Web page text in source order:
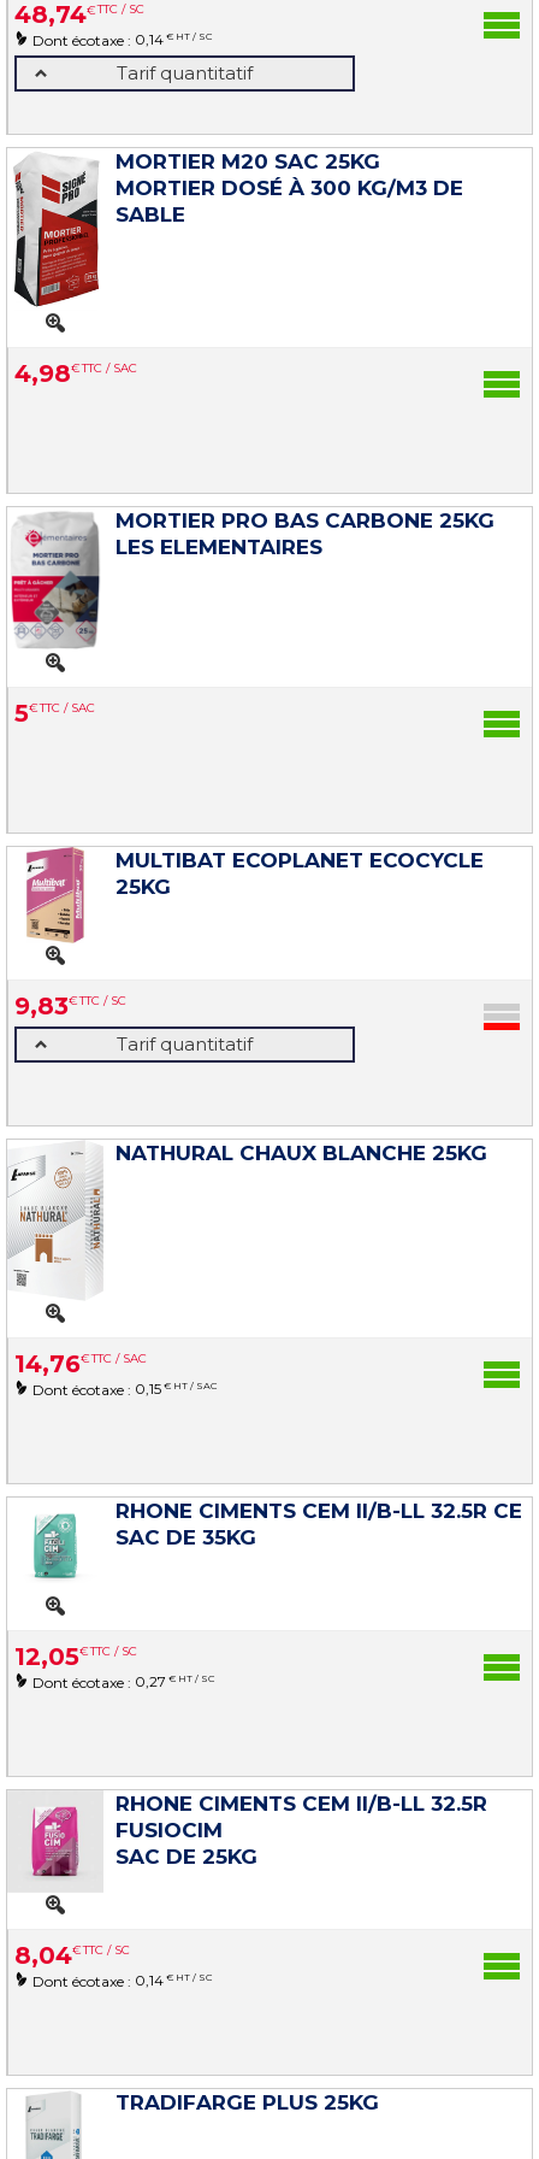
48,74€TTC / SC
Dont écotaxe : 0,14 € HT / SC
Tarif quantitatif
MORTIER M20 SAC 25KG
MORTIER DOSÉ À 300 KG/M3 DE
SABLE
4,98€TTC / SAC
MORTIER PRO BAS CARBONE 25KG
LES ELEMENTAIRES
5€TTC / SAC
MULTIBAT ECOPLANET ECOCYCLE
25KG
9,83€TTC / SC
Tarif quantitatif
NATHURAL CHAUX BLANCHE 25KG
14,76€TTC / SAC
Dont écotaxe : 0,15 € HT / SAC
RHONE CIMENTS CEM II/B-LL 32.5R CE
SAC DE 35KG
12,05€TTC / SC
Dont écotaxe : 0,27 € HT / SC
RHONE CIMENTS CEM II/B-LL 32.5R
FUSIOCIM
SAC DE 25KG
8,04€TTC / SC
Dont écotaxe : 0,14 € HT / SC
TRADIFARGE PLUS 25KG